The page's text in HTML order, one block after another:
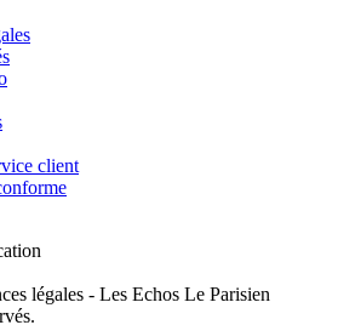
client
légales - Les Echos Le Parisien